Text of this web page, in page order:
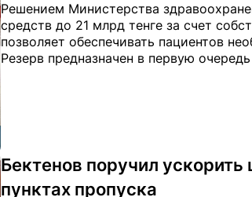
Решением Министерства
средств до 21 млрд тенге за счет
позволяет обеспечивать пациентов
Резерв предназначен в первую
Бектенов поручил
пунктах пропуска